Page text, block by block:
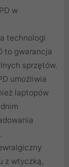
w
technologi
to gwarancja
sprzętów.
umożliwia
laptopów
z wtyczką,